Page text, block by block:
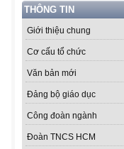
THÔNG TIN
Giới thiệu chung
Cơ cấu tổ chức
Văn bản mới
Đảng bộ giáo dục
Công đoàn ngành
Đoàn TNCS HCM